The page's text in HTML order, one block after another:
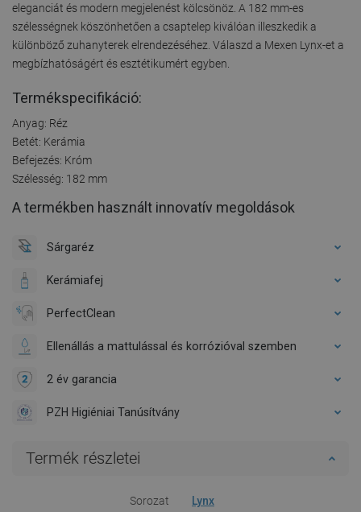
eleganciát és modern megjelenést kölcsönöz. A 182 mm-es
szélességnek köszönhetően a csaptelep kiválóan illeszkedik a
különböző zuhanyterek elrendezéséhez. Válaszd a Mexen Lynx-et a
megbízhatóságért és esztétikumért egyben.
Termékspecifikáció:
Anyag: Réz
Betét: Kerámia
Befejezés: Króm
Szélesség: 182 mm
A termékben használt innovatív megoldások
Sárgaréz
Kerámiafej
PerfectClean
Ellenállás a mattulással és korrózióval szemben
2 év garancia
PZH Higiéniai Tanúsítvány
Termék részletei
Sorozat Lynx